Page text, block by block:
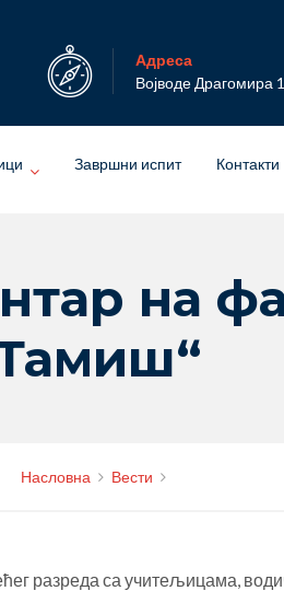
Адреса
Војводе Драгомира
Завршни испит Контакти
на
Насловна Вести
разреда са учитељицама,